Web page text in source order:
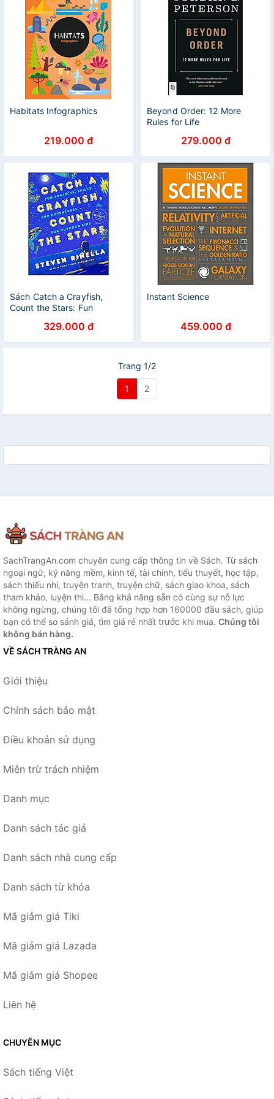
Habitats Infographics
219.000 đ
Beyond Order: 12 More
Rules for Life
279.000 đ
Sách Catch a Crayfish,
Count the Stars: Fun
Adventures for Outdoor Kids
329.000 đ
Instant Science
459.000 đ
Trang 1/2
1 2
SachTrangAn.com chuyên cung cấp thông tin về Sách. Từ sách
ngoại ngữ, kỹ năng mềm, kinh tế, tài chính, tiểu thuyết, học tập,
sách thiếu nhi, truyện tranh, truyện chữ, sách giao khoa, sách
tham khảo, luyện thi... Bằng khả năng sẵn có cùng sự nỗ lực
không ngừng, chúng tôi đã tổng hợp hơn 160000 đầu sách, giúp
bạn có thể so sánh giá, tìm giá rẻ nhất trước khi mua. Chúng tôi
không bán hàng.
VỀ SÁCH TRÀNG AN
Giới thiệu
Chính sách bảo mật
Điều khoản sử dụng
Miễn trừ trách nhiệm
Danh mục
Danh sách tác giả
Danh sách nhà cung cấp
Danh sách từ khóa
Mã giảm giá Tiki
Mã giảm giá Lazada
Mã giảm giá Shopee
Liên hệ
CHUYÊN MỤC
Sách tiếng Việt